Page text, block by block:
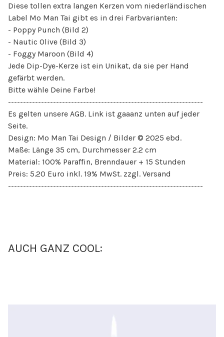
Diese tollen extra langen Kerzen vom niederländischen
Label Mo Man Tai gibt es in drei Farbvarianten:
- Poppy Punch (Bild 2)
- Nautic Olive (Bild 3)
- Foggy Maroon (Bild 4)
Jede Dip-Dye-Kerze ist ein Unikat, da sie per Hand
gefärbt werden.
Bitte wähle Deine Farbe!
-----------------------------------------------------------------
Es gelten unsere AGB. Link ist gaaanz unten auf jeder
Seite.
Design: Mo Man Tai Design / Bilder © 2025 ebd.
Maße: Länge 35 cm, Durchmesser 2.2 cm
Material: 100% Paraffin, Brenndauer + 15 Stunden
Preis: 5.20 Euro inkl. 19% MwSt. zzgl. Versand
-----------------------------------------------------------------
AUCH GANZ COOL: